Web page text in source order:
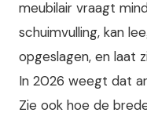
meubilair vraagt
schuimvulling, kan
opgeslagen, en laat
In 2026 weegt dat
Zie ook hoe de